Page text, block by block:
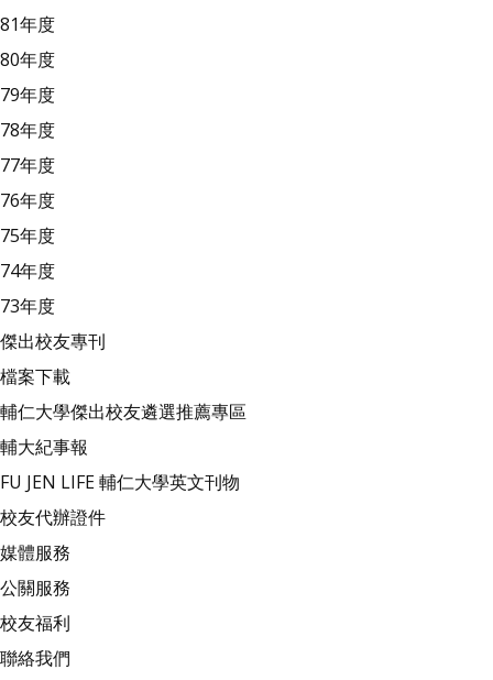
81年度
80年度
79年度
78年度
77年度
76年度
75年度
74年度
73年度
傑出校友專刊
檔案下載
輔仁大學傑出校友遴選推薦專區
輔大紀事報
FU JEN LIFE 輔仁大學英文刊物
校友代辦證件
媒體服務
公關服務
校友福利
聯絡我們